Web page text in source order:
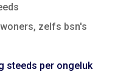
zelfs bsn's
steeds per ongeluk